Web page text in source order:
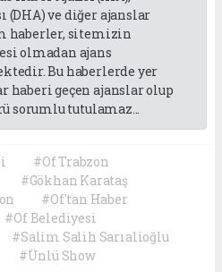
(DHA) ve diğer ajanslar
haberler, sitemizin
olmadan ajans
Bu haberlerde yer
geçen ajanslar olup
sorumlu tutulamaz...
#Of Trabzon
#Gökhan Karataş
#Of'tan Haber
#Of Belediyesi
#Salim Salih Sarıalioğlu
#Ünlü Show